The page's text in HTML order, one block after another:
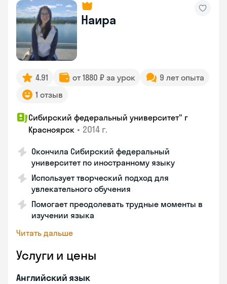
Наира
4.91 от 1880 ₽ за урок
9 лет опыта
1 отзыв
Сибирский федеральный университет" г
Красноярск • 2014 г.
Окончила Сибирский федеральный
университет по иностранному языку
Использует творческий подход для
увлекательного обучения
Помогает преодолевать трудные моменты в
изучении языка
Читать дальше
Услуги и цены
Английский язык